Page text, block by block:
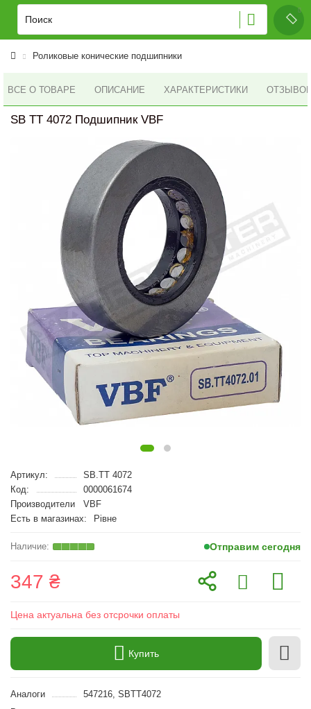
Роликовые конические подшипники
ВСЕ О ТОВАРЕ ОПИСАНИЕ ХАРАКТЕРИСТИКИ ОТЗЫВОВ
SB TT 4072 Подшипник VBF
Артикул:
SB.TT 4072
Код:
0000061674
Производители
VBF
Есть в магазинах:
Рівне
Отправим сегодня
347 ₴
Цена актуальна без отсрочки оплаты
Купить
Аналоги
547216, SBTT4072